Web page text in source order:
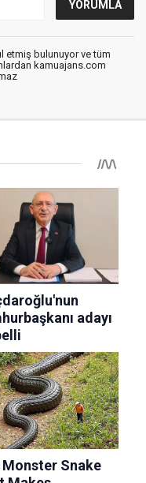
etmiş bulunuyor ve tüm
kamuajans.com